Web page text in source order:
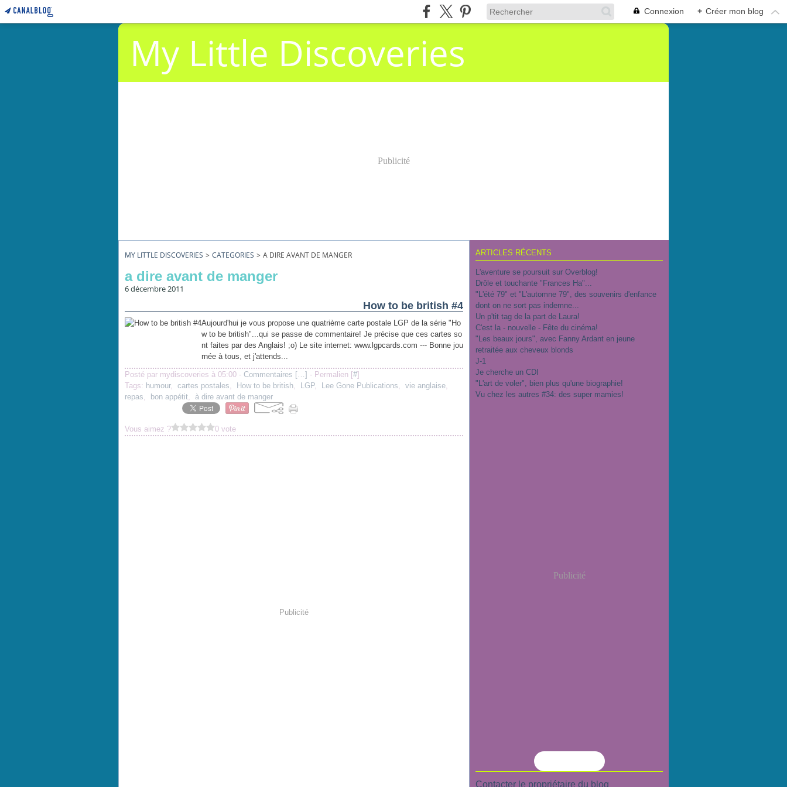
Connexion + Créer mon blog
My Little Discoveries
Publicité
MY LITTLE DISCOVERIES > CATEGORIES > A DIRE AVANT DE MANGER
a dire avant de manger
6 décembre 2011
How to be british #4
Aujourd'hui je vous propose une quatrième carte postale LGP de la série "Ho
w to be british"...qui se passe de commentaire! Je précise que ces cartes so
nt faites par des Anglais! ;o) Le site internet: www.lgpcards.com --- Bonne jou
rnée à tous, et j'attends...
Posté par mydiscoveries à 05:00 - Commentaires […] - Permalien [#]
Tags: humour, cartes postales, How to be british, LGP, Lee Gone Publications, vie anglaise,
repas, bon appétit, à dire avant de manger
Vous aimez ? 0 vote
Publicité
ARTICLES RÉCENTS
L'aventure se poursuit sur Overblog!
Drôle et touchante "Frances Ha"...
"L'été 79" et "L'automne 79", des souvenirs d'enfance
dont on ne sort pas indemne...
Un p'tit tag de la part de Laura!
C'est la - nouvelle - Fête du cinéma!
"Les beaux jours", avec Fanny Ardant en jeune
retraitée aux cheveux blonds
J-1
Je cherche un CDI
"L'art de voler", bien plus qu'une biographie!
Vu chez les autres #34: des super mamies!
Publicité
Contacter le propriétaire du blog